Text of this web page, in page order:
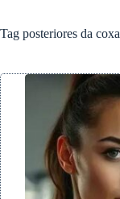
Tag posteriores da coxa